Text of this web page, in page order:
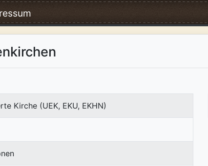
Kirche (UEK, EKU, EKHN)